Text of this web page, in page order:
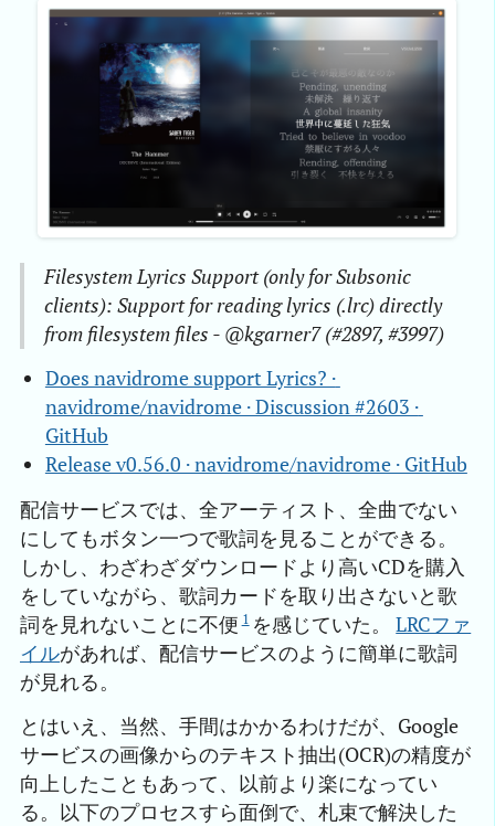
Filesystem Lyrics Support (only for Subsonic
clients): Support for reading lyrics (.lrc) directly
from filesystem files - @kgarner7 (#2897, #3997)
Does navidrome support Lyrics? ·
navidrome/navidrome · Discussion #2603 ·
GitHub
Release v0.56.0 · navidrome/navidrome · GitHub
配信サービスでは、全アーティスト、全曲でない
にしてもボタン一つで歌詞を見ることができる。
しかし、わざわざダウンロードより高いCDを購入
をしていながら、歌詞カードを取り出さないと歌
詞を見れないことに不便 1 を感じていた。LRCファ
イルがあれば、配信サービスのように簡単に歌詞
が見れる。
とはいえ、当然、手間はかかるわけだが、Google
サービスの画像からのテキスト抽出(OCR)の精度が
向上したこともあって、以前より楽になってい
る。以下のプロセスすら面倒で、札束で解決した